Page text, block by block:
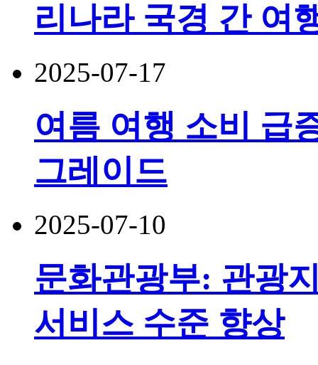
리나라 국경 간 여
2025-07-17
여름 여행 소비 급
그레이드
2025-07-10
문화관광부: 관광
서비스 수준 향상